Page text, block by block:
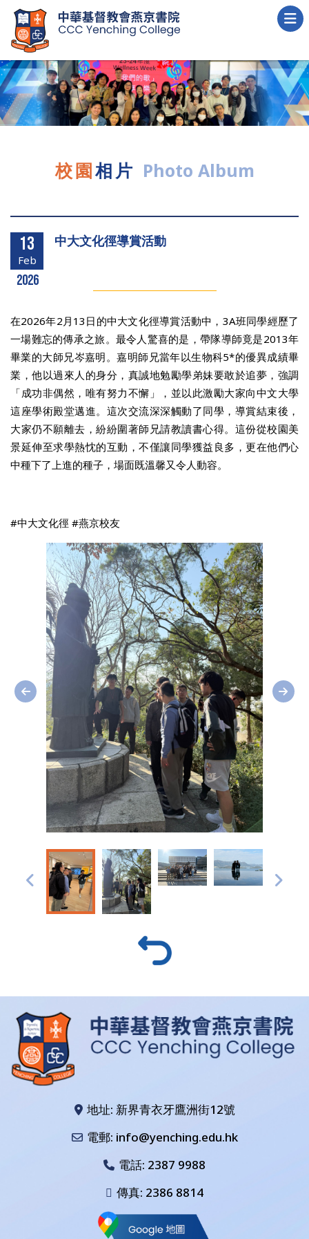
校園相片 Photo Album
13
Feb
2026
中大文化徑導賞活動
在2026年2月13日的中大文化徑導賞活動中，3A班同學經歷了
一場難忘的傳承之旅。最令人驚喜的是，帶隊導師竟是2013年
畢業的大師兄岑嘉明。嘉明師兄當年以生物科5*的優異成績畢
業，他以過來人的身分，真誠地勉勵學弟妹要敢於追夢，強調
「成功非偶然，唯有努力不懈」，並以此激勵大家向中文大學
這座學術殿堂邁進。這次交流深深觸動了同學，導賞結束後，
大家仍不願離去，紛紛圍著師兄請教讀書心得。這份從校園美
景延伸至求學熱忱的互動，不僅讓同學獲益良多，更在他們心
中種下了上進的種子，場面既溫馨又令人動容。
#中大文化徑 #燕京校友
地址: 新界青衣牙鷹洲街12號
電郵: info@yenching.edu.hk
電話: 2387 9988
傳真: 2386 8814